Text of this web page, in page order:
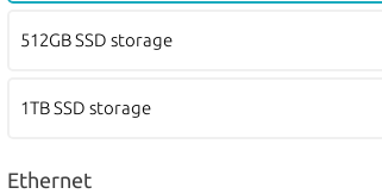
512GB SSD storage
1TB SSD storage
Ethernet